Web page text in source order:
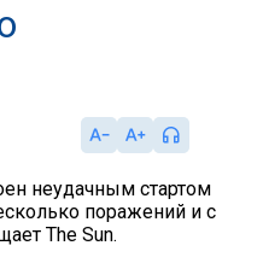
неудачным стартом
поражений и с
The Sun.